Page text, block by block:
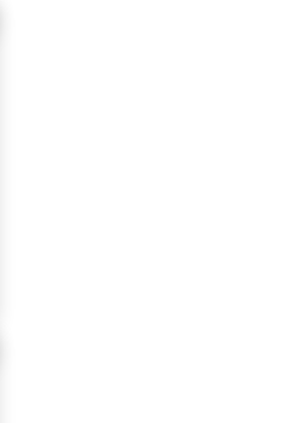
la favorite
la favorite